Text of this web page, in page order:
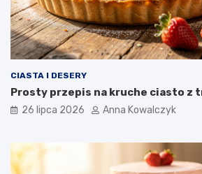
CIASTA I DESERY
Prosty przepis na kruche ciasto z
26 lipca 2026 Anna Kowalczyk